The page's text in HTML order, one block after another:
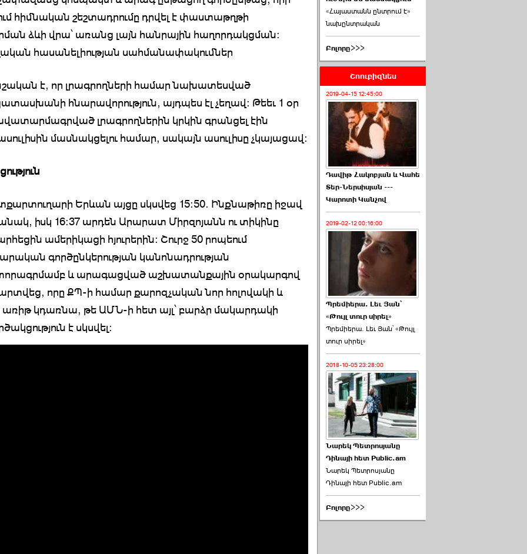
հիմնական շեշտադրումը դրվել է փաստաթղթի
ձևի վրա՝ առանց լայն հանրային հաղորդակցման։
հասանելիության սահմանափակումներ
է, որ լրագրողների համար նախատեսված
հնարավորություն, այդպես էլ չեղավ: Թեեւ 1 օր
լրագրողներին կրկին գրանցել էին
մասնակցելու համար, սակայն ասուլիսը չկայացավ:
Երևան այցը սկսվեց 15:50. Ինքնաթիռը իջավ
իսկ 16:37 արդեն Արարատ Միրզոյանն ու տիկինը
ամերիկացի հյուրերին: Շուրջ 50 րոպեում
գործընկերության կանոնադրության
և արագացված աշխատանքային օրակարգով
որը ՔՊ-ի համար քարոզչական նոր հոլովակի և
առիթ կդառնա, թե ԱՄՆ-ի հետ այլ՝ բարձր մակարդակի
է սկսվել:
«Հայաստանն ընտրում է»
նախընտրական
Բոլորը>>>
Շոուբիզնես
2019-04-15 12:45:00
Դավիթ Հակոբյան և Վահե
Տեր-Ներսիսյան ---
Կարոտի Կանչով
2019-02-12 00:16:00
Պրեմիերա. Լեւ Յան՝
«Թույլ տուր սիրել»
Պրեմիերա. Լեւ Յան՝ «Թույլ
տուր սիրել»
2018-10-05 23:28:00
Նարեկ Պետրոսյանը
Դինայի հետ Public.am
Նարեկ Պետրոսյանը
Դինայի հետ Public.am
Բոլորը>>>